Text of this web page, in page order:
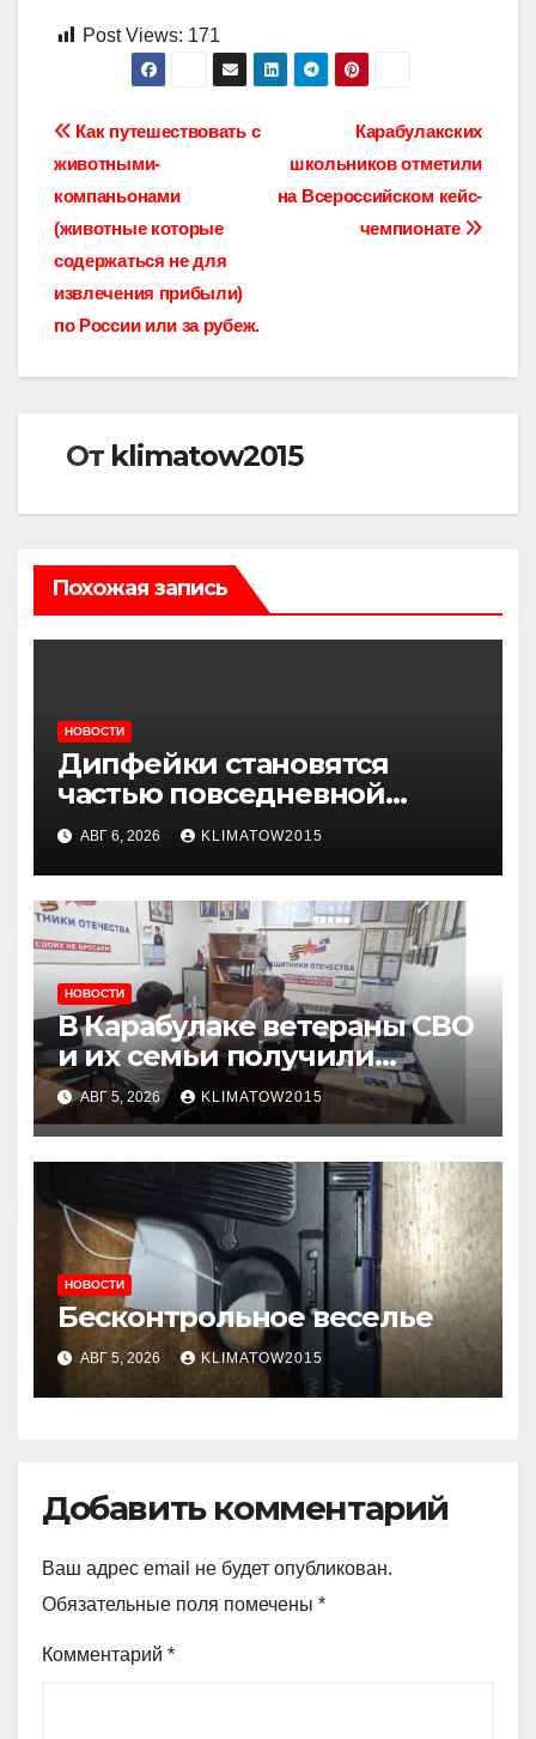
Post Views: 171
Навигация
по
записям
Карабулакских
школьников отметили
на Всероссийском кейс-
чемпионате
Как путешествовать с
животными-
компаньонами
(животные которые
содержаться не для
извлечения прибыли)
по России или за рубеж.
От klimatow2015
Похожая запись
НОВОСТИ
Дипфейки становятся
частью повседневной
жизни: почему жителям
Ингушетии важно быть
внимательнее
АВГ 6, 2026 KLIMATOW2015
НОВОСТИ
В Карабулаке ветераны СВО
и их семьи получили
консультации в ходе
приема граждан
АВГ 5, 2026 KLIMATOW2015
НОВОСТИ
Бесконтрольное веселье
АВГ 5, 2026 KLIMATOW2015
Добавить комментарий
Ваш адрес email не будет опубликован.
Обязательные поля помечены *
Комментарий *